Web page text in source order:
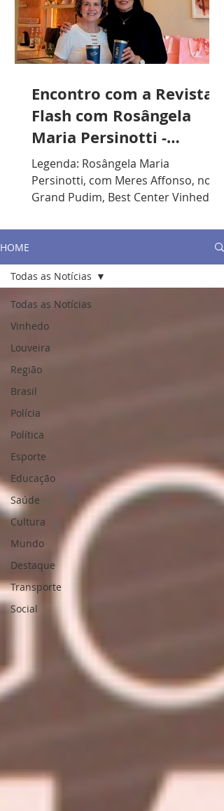
Encontro com a Revista
Flash com Rosângela
Maria Persinotti -
Presidente do Lions
Clube de Vinhedo
Legenda: Rosângela Maria
Persinotti, com Meres Affonso, no
Grand Pudim, Best Center Vinhedo. /
formação acadêmica? R.P.: Sou
gosto muito de música. Toco piano e
violão. Lecionei durante anos em
escolas particulares e, nos últimos
Prefeitura Municipal de Campinas.
R.F.: Como ingressou no Lions Clube
de Vinhedo? R.P.: Casei-me com
anos. Aposen
HOME
Todas as Notícias
Vinhedo
Louveira
Região
Brasil
Polícia
Política
Esporte
Educação
Saúde
Cultura
Mundo
Destaque
Transporte
Social
Todas as Notícias